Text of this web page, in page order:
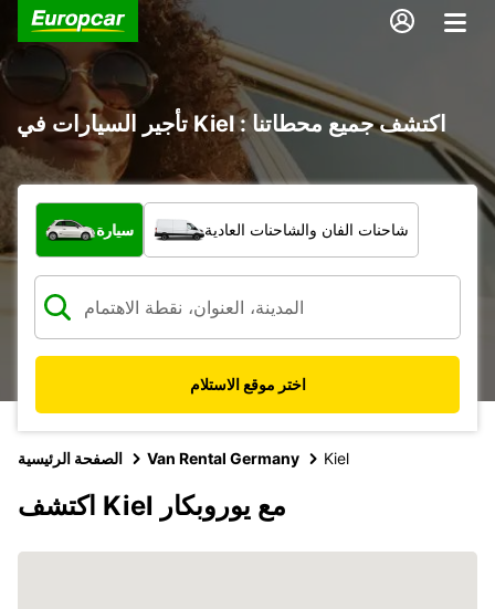
تأجير السيارات في Kiel : اكتشف جميع محطاتنا
ما نوع المركبة؟
سيارة شاحنات الفان والشاحنات العادية
اختر موقع الاستلام
الصفحة الرئيسية Van Rental Germany Kiel
اكتشف Kiel مع يوروبكار